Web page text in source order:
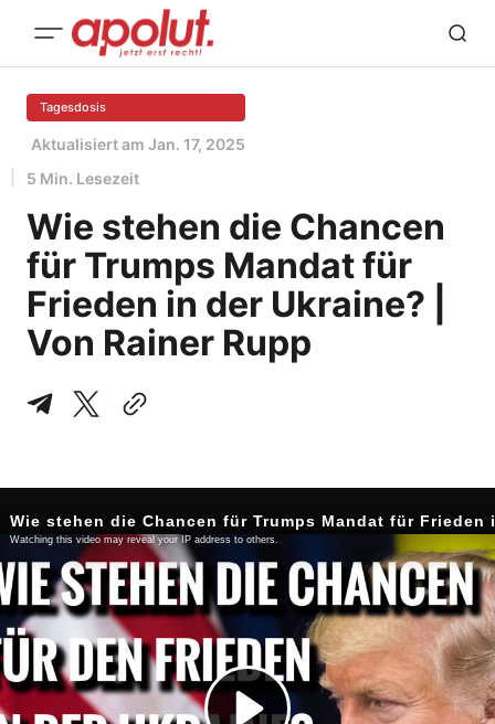
Tagesdosis
Aktualisiert am Jan. 17, 2025
5 Min. Lesezeit
Wie stehen die Chancen
für Trumps Mandat für
Frieden in der Ukraine? |
Von Rainer Rupp